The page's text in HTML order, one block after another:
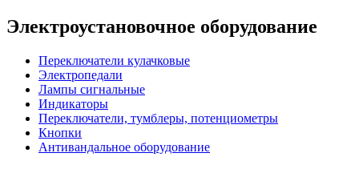
Электроустановочное оборудование
Переключатели кулачковые
Электропедали
Лампы сигнальные
Индикаторы
Переключатели, тумблеры, потенциометры
Кнопки
Антивандальное оборудование